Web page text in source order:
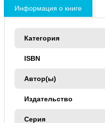
Информация о книге
Категория
ISBN
Автор(ы)
Издательство
Серия